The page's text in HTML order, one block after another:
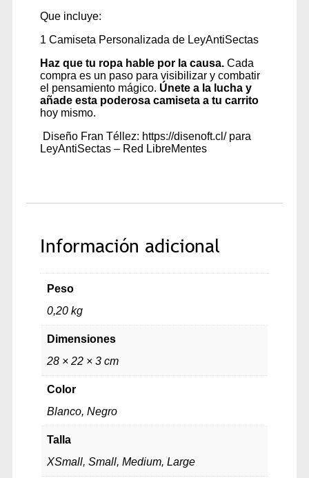
Que incluye:
1 Camiseta Personalizada de LeyAntiSectas
Haz que tu ropa hable por la causa. Cada
compra es un paso para visibilizar y combatir
el pensamiento mágico. Únete a la lucha y
añade esta poderosa camiseta a tu carrito
hoy mismo.
Diseño Fran Téllez: https://disenoft.cl/ para
LeyAntiSectas – Red LibreMentes
Información adicional
Peso
0,20 kg
Dimensiones
28 × 22 × 3 cm
Color
Blanco, Negro
Talla
XSmall, Small, Medium, Large